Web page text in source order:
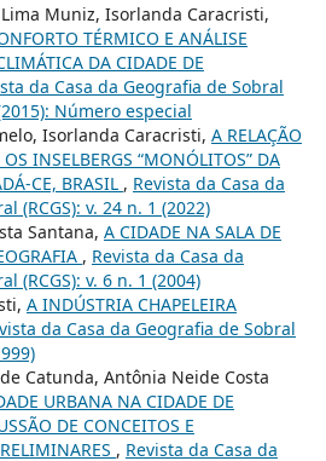
Muniz, Isorlanda Caracristi,
TÉRMICO E ANÁLISE
DA CIDADE DE
da Casa da Geografia de Sobral
Número especial
Isorlanda Caracristi, A RELAÇÃO
INSELBERGS “MONÓLITOS” DA
CE, BRASIL , Revista da Casa da
(RCGS): v. 24 n. 1 (2022)
Santana, A CIDADE NA SALA DE
, Revista da Casa da
(RCGS): v. 6 n. 1 (2004)
A INDÚSTRIA CHAPELEIRA
da Casa da Geografia de Sobral
Catunda, Antônia Neide Costa
URBANA NA CIDADE DE
DE CONCEITOS E
, Revista da Casa da